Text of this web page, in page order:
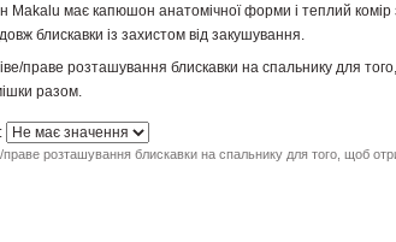
Makalu має капюшон анатомічної форми і теплий
блискавки із захистом від закушування.
праве розташування блискавки на спальнику для
разом.
розташування блискавки на спальнику для того, щоб